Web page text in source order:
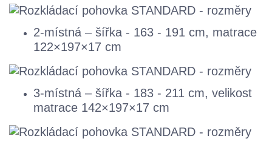
2-místná – šířka - 163 - 191 cm, matrace
122×197×17 cm
3-místná – šířka - 183 - 211 cm, velikost
matrace 142×197×17 cm